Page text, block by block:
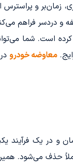
زمان‌بر و
و دردسر فراهم
کرده است. شما
معاوضه خودرو
در یک فرآیند
کاملاً حذف